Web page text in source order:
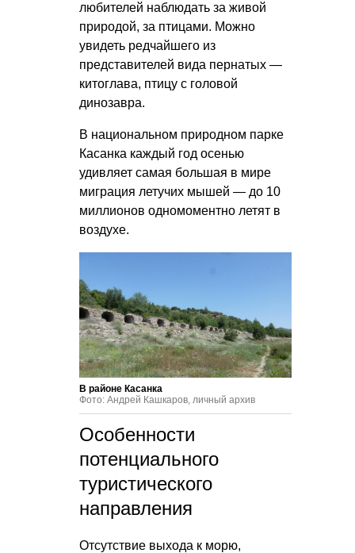
любителей наблюдать за живой
природой, за птицами. Можно
увидеть редчайшего из
представителей вида пернатых —
китоглава, птицу с головой
динозавра.
В национальном природном парке
Касанка каждый год осенью
удивляет самая большая в мире
миграция летучих мышей — до 10
миллионов одномоментно летят в
воздухе.
В районе Касанка
Фото: Андрей Кашкаров, личный архив
Особенности
потенциального
туристического
направления
Отсутствие выхода к морю,